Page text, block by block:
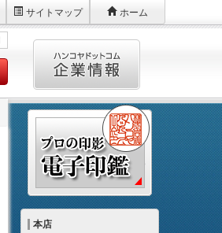
サイトマップ ホーム
本店